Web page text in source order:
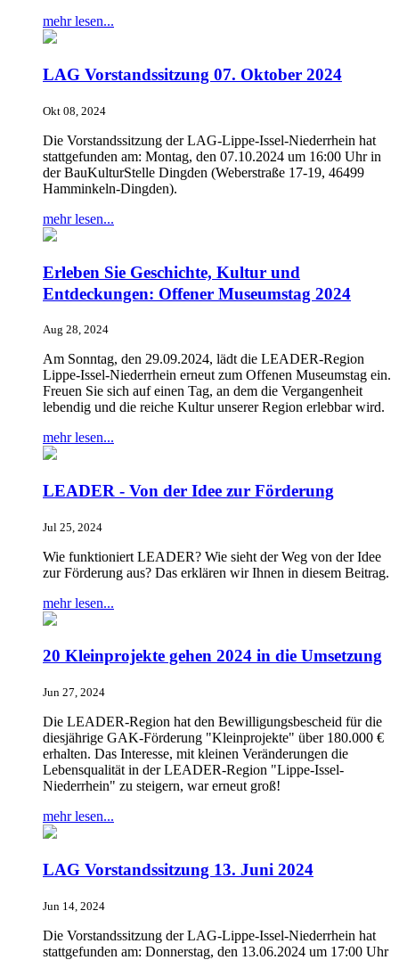
mehr lesen...
LAG Vorstandssitzung 07. Oktober 2024
Okt 08, 2024
Die Vorstandssitzung der LAG-Lippe-Issel-Niederrhein hat
stattgefunden am: Montag, den 07.10.2024 um 16:00 Uhr in
der BauKulturStelle Dingden (Weberstraße 17-19, 46499
Hamminkeln-Dingden).
mehr lesen...
Erleben Sie Geschichte, Kultur und
Entdeckungen: Offener Museumstag 2024
Aug 28, 2024
Am Sonntag, den 29.09.2024, lädt die LEADER-Region
Lippe-Issel-Niederrhein erneut zum Offenen Museumstag ein.
Freuen Sie sich auf einen Tag, an dem die Vergangenheit
lebendig und die reiche Kultur unserer Region erlebbar wird.
mehr lesen...
LEADER - Von der Idee zur Förderung
Jul 25, 2024
Wie funktioniert LEADER? Wie sieht der Weg von der Idee
zur Förderung aus? Das erklären wir Ihnen in diesem Beitrag.
mehr lesen...
20 Kleinprojekte gehen 2024 in die Umsetzung
Jun 27, 2024
Die LEADER-Region hat den Bewilligungsbescheid für die
diesjährige GAK-Förderung "Kleinprojekte" über 180.000 €
erhalten. Das Interesse, mit kleinen Veränderungen die
Lebensqualität in der LEADER-Region "Lippe-Issel-
Niederrhein" zu steigern, war erneut groß!
mehr lesen...
LAG Vorstandssitzung 13. Juni 2024
Jun 14, 2024
Die Vorstandssitzung der LAG-Lippe-Issel-Niederrhein hat
stattgefunden am: Donnerstag, den 13.06.2024 um 17:00 Uhr